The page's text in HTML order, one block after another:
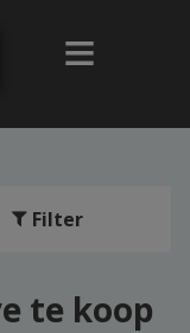
Filter
te koop